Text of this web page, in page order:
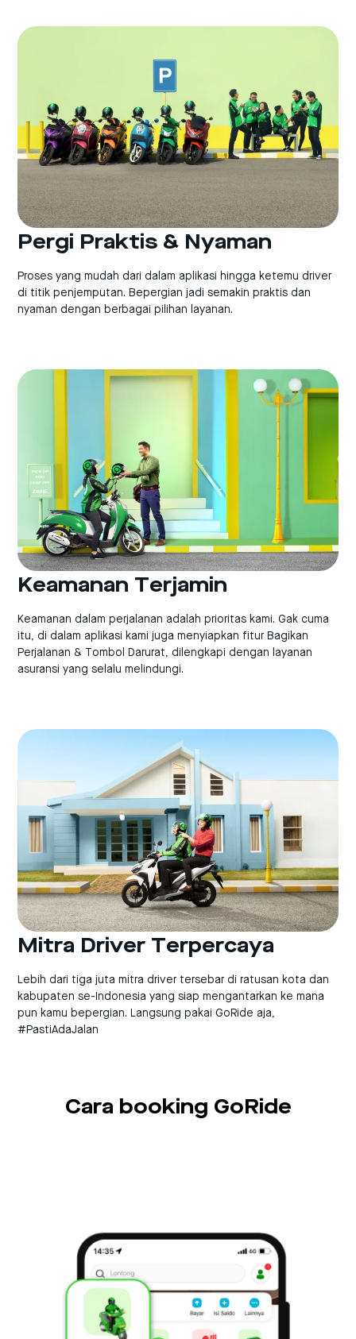
Pergi Praktis & Nyaman
Proses yang mudah dari dalam aplikasi hingga ketemu driver
di titik penjemputan. Bepergian jadi semakin praktis dan
nyaman dengan berbagai pilihan layanan.
Keamanan Terjamin
Keamanan dalam perjalanan adalah prioritas kami. Gak cuma
itu, di dalam aplikasi kami juga menyiapkan fitur Bagikan
Perjalanan & Tombol Darurat, dilengkapi dengan layanan
asuransi yang selalu melindungi.
Mitra Driver Terpercaya
Lebih dari tiga juta mitra driver tersebar di ratusan kota dan
kabupaten se-Indonesia yang siap mengantarkan ke mana
pun kamu bepergian. Langsung pakai GoRide aja,
#PastiAdaJalan
Cara booking GoRide